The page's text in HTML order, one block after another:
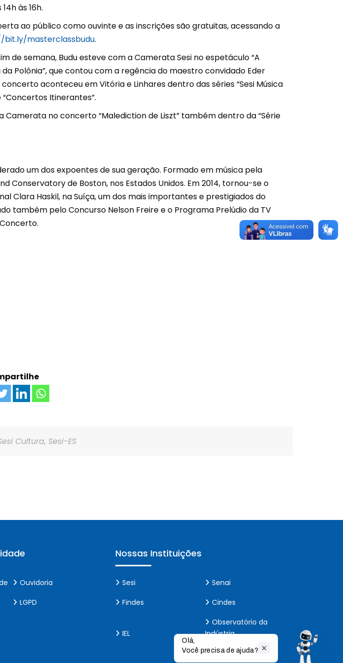
às 16h.
ao público como ouvinte e as inscrições são gratuitas, acessando a
masterclassbudu.
de semana, Budu esteve com a Camerata Sesi no espetáculo “A
da Polônia”, que contou com a regência do maestro convidado Eder
concerto aconteceu em Vitória e Linhares dentro das séries “Sesi Música
“Concertos Itinerantes”.
no concerto “Malediction de Liszt” também dentro da “Série
um dos expoentes de sua geração. Formado em música pela
Conservatory de Boston, nos Estados Unidos. Em 2014, tornou-se o
Clara Haskil, na Suíça, um dos mais importantes e prestigiados do
também pelo Concurso Nelson Freire e o Programa Prelúdio da TV
Cultura, Sesi-ES
Ouvidoria
LGPD
Nossas Instituições
Sesi
Senai
Findes
Cindes
IEL
Observatório da
Indústria
Olá,
Você precisa de ajuda?